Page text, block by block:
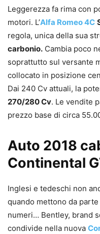
Leggerezza fa rima con
motori. L’Alfa Romeo 4C
regola, unica della sua
carbonio. Cambia poco
soprattutto sul versante
collocato in posizione
Dai 240 Cv attuali, la
270/280 Cv. Le vendite
prezzo base di circa
Auto 2018
Continental
Inglesi e tedeschi non
quando mettono da
numeri… Bentley, brand
condivide nella nuova